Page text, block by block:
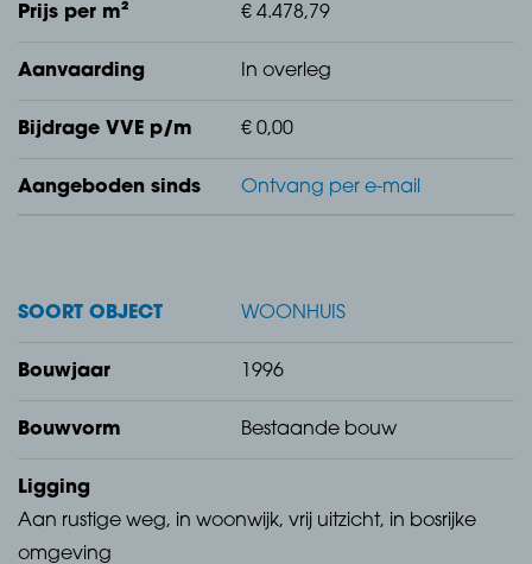
De tuin
Voortuin, v.v. oprit, sierbestrating, plantenborders en
Fraai aangelegde achtertuin, v.v. sierbestrating, (kunst)
gazon, plantenborders, achterom, buitenkraan en
Begane grond
Entree, v.v. betonnen vloer gedekt met natuursteen,
stucwerk wanden, spuitwerk plafond, betegeld toilet
met fontein, meterkast (8 groepen + 3
Prijs per m² € 4.478,79
Aanvaarding In overleg
Bijdrage VVE p/m € 0,00
Aangeboden sinds Ontvang per e-mail
SOORT OBJECT WOONHUIS
Bouwjaar 1996
Bouwvorm Bestaande bouw
Ligging
Aan rustige weg, in woonwijk, vrij uitzicht, in bosrijke
omgeving